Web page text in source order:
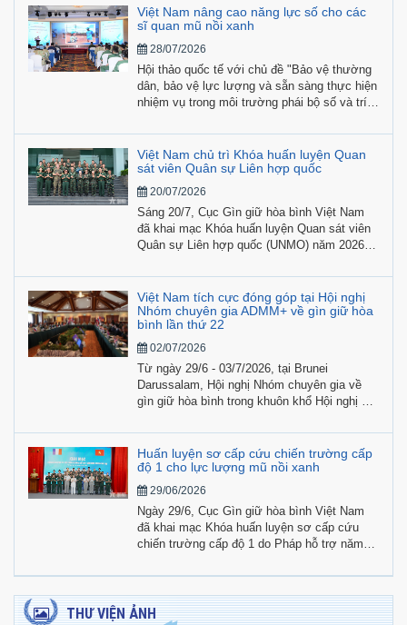
ngày 20/7 đến 2/8/2026 tại Indonesia, có sự
tham gia của hơn 700 học viên, giảng viên,
chuyên gia và quân nhân đến từ 22 quốc gia.
Việt Nam nâng cao năng lực số cho các
sĩ quan mũ nồi xanh
28/07/2026
Hội thảo quốc tế với chủ đề "Bảo vệ thường
dân, bảo vệ lực lượng và sẵn sàng thực hiện
nhiệm vụ trong môi trường phái bộ số và trí
hợp cùng UN Women tổ chức trong khuôn
khổ Chương trình Hợp tác và Huấn luyện
Quân sự của Canada (MTCP) đã diễn ra sáng
28/7, tại Hà Nội.
Việt Nam chủ trì Khóa huấn luyện Quan
sát viên Quân sự Liên hợp quốc
20/07/2026
Sáng 20/7, Cục Gìn giữ hòa bình Việt Nam
đã khai mạc Khóa huấn luyện Quan sát viên
Quân sự Liên hợp quốc (UNMO) năm 2026,
Lào và Belarus cùng 24 học viên Việt Nam.
Việt Nam tích cực đóng góp tại Hội nghị
Nhóm chuyên gia ADMM+ về gìn giữ hòa
bình lần thứ 22
02/07/2026
Từ ngày 29/6 - 03/7/2026, tại Brunei
Darussalam, Hội nghị Nhóm chuyên gia về
gìn giữ hòa bình trong khuôn khổ Hội nghị Bộ
rộng (ADMM+) lần thứ 22, chu kỳ 5 (2024 -
2027) đã được tổ chức dưới sự đồng chủ trì
của Brunei Darussalam và Trung Quốc.
Huấn luyện sơ cấp cứu chiến trường cấp
độ 1 cho lực lượng mũ nồi xanh
29/06/2026
Ngày 29/6, Cục Gìn giữ hòa bình Việt Nam
đã khai mạc Khóa huấn luyện sơ cấp cứu
chiến trường cấp độ 1 do Pháp hỗ trợ năm
THƯ VIỆN ẢNH